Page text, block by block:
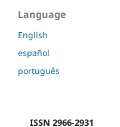
Language
English
español
português
ISSN 2966-2931